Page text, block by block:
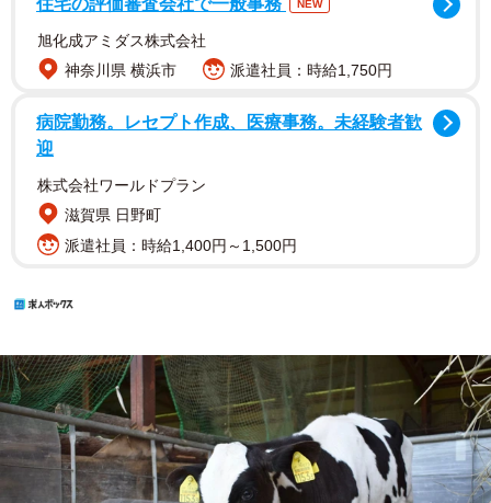
住宅の評価審査会社で一般事務 NEW
旭化成アミダス株式会社
神奈川県 横浜市
派遣社員：時給1,750円
病院勤務。レセプト作成、医療事務。未経験者歓
迎
株式会社ワールドプラン
滋賀県 日野町
派遣社員：時給1,400円～1,500円